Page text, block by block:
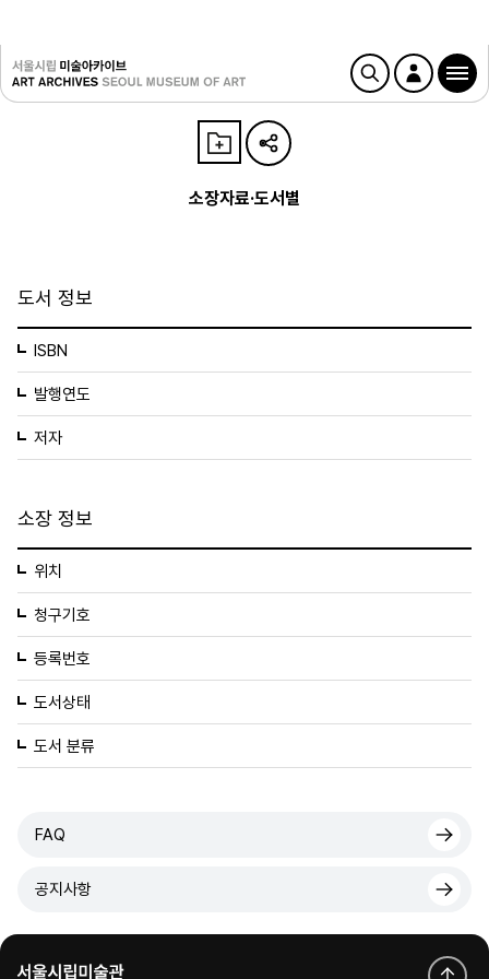
소장자료·도서별
도서 정보
ISBN
발행연도
저자
소장 정보
위치
청구기호
등록번호
도서상태
도서 분류
FAQ
공지사항